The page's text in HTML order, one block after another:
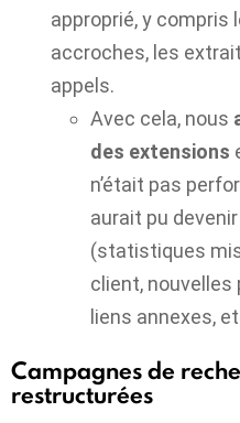
approprié, y compris
accroches, les
appels.
Avec cela, nous
des extensions
n’était pas
aurait pu
(statistiques
client, nouvelles
liens annexes,
Campagnes de
restructurées